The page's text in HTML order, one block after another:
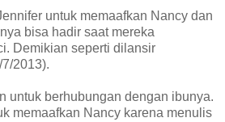
untuk memaafkan Nancy dan
bisa hadir saat mereka
Demikian seperti dilansir
2013).
untuk berhubungan dengan ibunya.
memaafkan Nancy karena menulis